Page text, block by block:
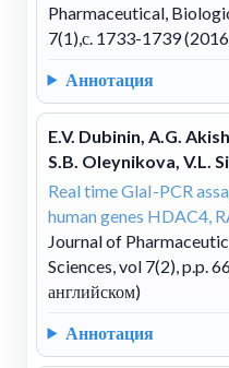
Pharmaceutical,
7(1),с. 1733-1739
Аннотация
E.V. Dubinin, A.G.
S.B. Oleynikova, V.L.
Real time GlaI-PCR
human genes HDAC4,
Journal of
Sciences, vol 7(2), p.p.
английском)
Аннотация